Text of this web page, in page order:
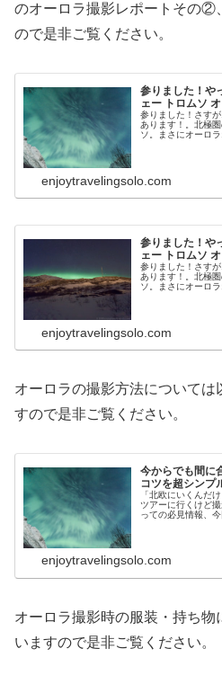
のオーロラ撮影レポートその②
ので是非ご覧ください。
参りました！や
ェー トロムソ
参りました！さす
あります！。北極
ソ。まさにオーロ
enjoytravelingsolo.com
参りました！や
ェー トロムソ
参りました！さす
あります！。北極
ソ。まさにオーロ
enjoytravelingsolo.com
オーロラの撮影方法については
すので是非ご覧ください。
今からでも間に
コツを超シンプ
「北欧にいくんだ
ツアーに行くけど
っての必見情報、
enjoytravelingsolo.com
オーロラ撮影時の服装・持ち物
いますので是非ご覧ください。